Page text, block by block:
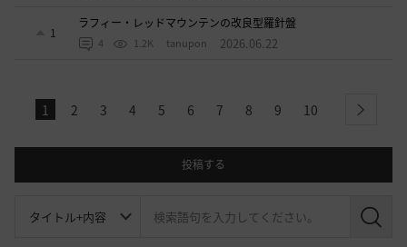
1
ラフィー・レッドマウンテンの改良型羅針盤
4 1.2K tanupon 2026.06.22
1 2 3 4 5 6 7 8 9 10 next
投稿する
検